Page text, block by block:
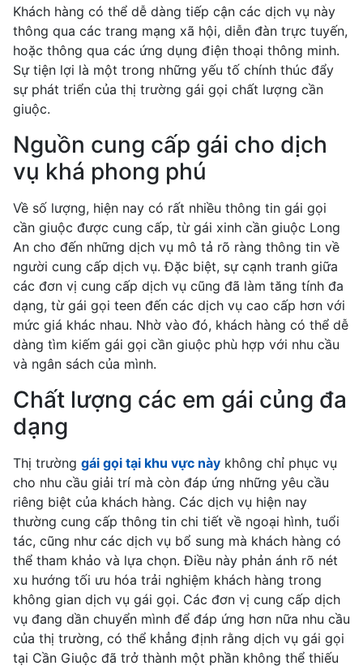
Khách hàng có thể dễ dàng tiếp cận các dịch vụ này
thông qua các trang mạng xã hội, diễn đàn trực tuyến,
hoặc thông qua các ứng dụng điện thoại thông minh.
Sự tiện lợi là một trong những yếu tố chính thúc đẩy
sự phát triển của thị trường gái gọi chất lượng cần
giuộc.
Nguồn cung cấp gái cho dịch
vụ khá phong phú
Về số lượng, hiện nay có rất nhiều thông tin gái gọi
cần giuộc được cung cấp, từ gái xinh cần giuộc Long
An cho đến những dịch vụ mô tả rõ ràng thông tin về
người cung cấp dịch vụ. Đặc biệt, sự cạnh tranh giữa
các đơn vị cung cấp dịch vụ cũng đã làm tăng tính đa
dạng, từ gái gọi teen đến các dịch vụ cao cấp hơn với
mức giá khác nhau. Nhờ vào đó, khách hàng có thể dễ
dàng tìm kiếm gái gọi cần giuộc phù hợp với nhu cầu
và ngân sách của mình.
Chất lượng các em gái củng đa
dạng
Thị trường gái gọi tại khu vực này không chỉ phục vụ
cho nhu cầu giải trí mà còn đáp ứng những yêu cầu
riêng biệt của khách hàng. Các dịch vụ hiện nay
thường cung cấp thông tin chi tiết về ngoại hình, tuổi
tác, cũng như các dịch vụ bổ sung mà khách hàng có
thể tham khảo và lựa chọn. Điều này phản ánh rõ nét
xu hướng tối ưu hóa trải nghiệm khách hàng trong
không gian dịch vụ gái gọi. Các đơn vị cung cấp dịch
vụ đang dần chuyển mình để đáp ứng hơn nữa nhu cầu
của thị trường, có thể khẳng định rằng dịch vụ gái gọi
tại Cần Giuộc đã trở thành một phần không thể thiếu